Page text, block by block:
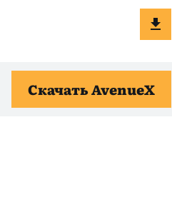
Скачать AvenueX